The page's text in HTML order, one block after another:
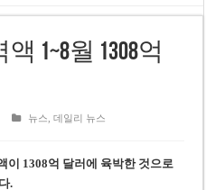
유입 전망…수혜주는
…증권사, 유망 종목 제시
계 최고층 빌딩 추진
결정…과거 최대 350% 지급 이력
외국인 여행자 피해 경보
1~8월 1308억
뉴스 ,데일리 뉴스
이 1308억 달러에 육박한 것으로
.